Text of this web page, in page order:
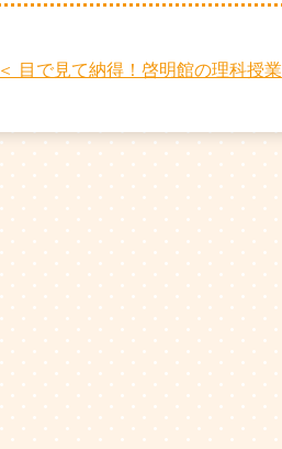
＜ 目で見て納得！啓明館の理科授業